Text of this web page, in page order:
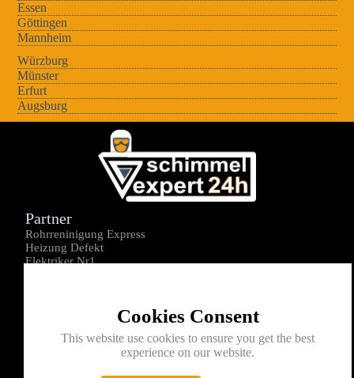
Essen
Göttingen
Mannheim
Würzburg
Münster
Erfurt
Augsburg
Cookies Consent
This website use cookies to ensure you get the best
experience on our website.
Partner
Rohrreninigung Express
Heizung Defekt
Elektriker Nr1
Kontakt